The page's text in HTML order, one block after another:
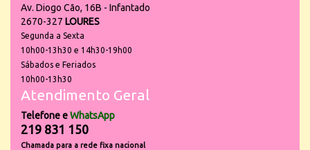
Av. Diogo Cão, 16B - Infantado
2670-327 LOURES
Segunda a Sexta
10h00-13h30 e 14h30-19h00
Sábados e Feriados
10h00-13h30
Atendimento Geral
Telefone eWhatsApp
219 831 150
Chamada para a rede fixa nacional